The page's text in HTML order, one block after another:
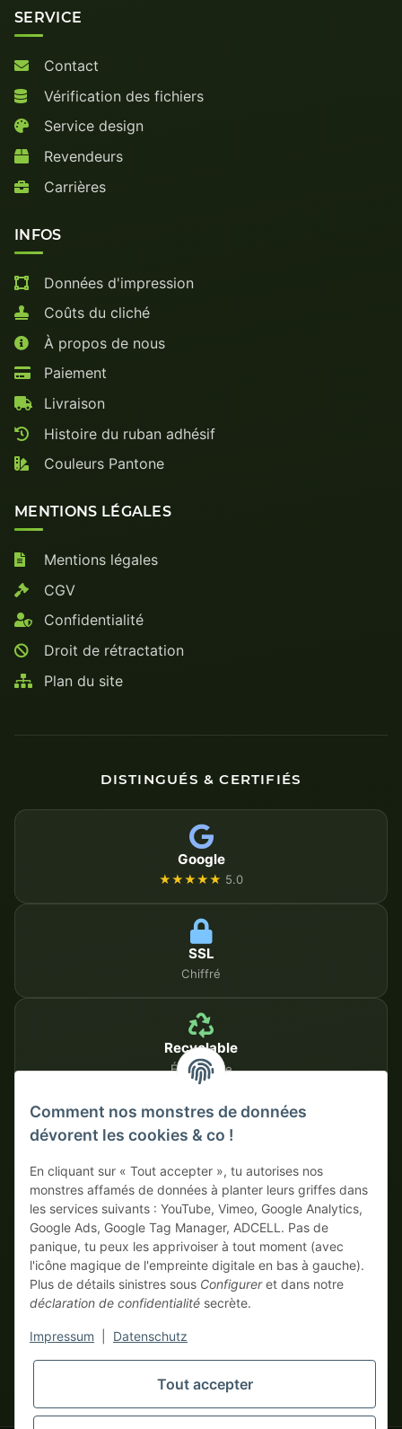
SERVICE
Contact
Vérification des fichiers
Service design
Revendeurs
Carrières
INFOS
Données d'impression
Coûts du cliché
À propos de nous
Paiement
Livraison
Histoire du ruban adhésif
Couleurs Pantone
MENTIONS LÉGALES
Mentions légales
CGV
Confidentialité
Droit de rétractation
Plan du site
DISTINGUÉS & CERTIFIÉS
Google
★★★★★ 5.0
SSL
Chiffré
Recyclable
Écologique
MÉTHODES DE PAIEMENT SÉCURISÉES
Sur facture Paiement anticipé avec escompte
vrais monstres business commandent ! Vente uniquement aux
entrepreneurs (§ 14 BGB), aucun client particulier (§ 13 BGB).
Les prix en devises étrangères sont indicatifs et se basent sur le
taux de change actuel. La devise contractuelle est l'euro (EUR).
Comment nos monstres de données
dévorent les cookies & co !
En cliquant sur « Tout accepter », tu autorises nos
monstres affamés de données à planter leurs griffes dans
les services suivants : YouTube, Vimeo, Google Analytics,
Google Ads, Google Tag Manager, ADCELL. Pas de
panique, tu peux les apprivoiser à tout moment (avec
l'icône magique de l'empreinte digitale en bas à gauche).
Plus de détails sinistres sous Configureret dans notre
déclaration de confidentialité secrète.
Impressum Datenschutz
Tout accepter